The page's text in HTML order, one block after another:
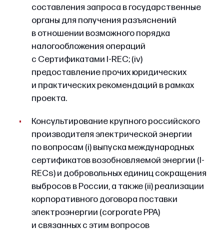
составления запроса в государственные
органы для получения разъяснений
в отношении возможного порядка
налогообложения операций
с Сертификатами I-REC; (iv)
предоставление прочих юридических
и практических рекомендаций в рамках
проекта.
Консультирование крупного российского
производителя электрической энергии
по вопросам (i) выпуска международных
сертификатов возобновляемой энергии (I-
RECs) и добровольных единиц сокращения
выбросов в России, а также (ii) реализации
корпоративного договора поставки
электроэнергии (corporate PPA)
и связанных с этим вопросов